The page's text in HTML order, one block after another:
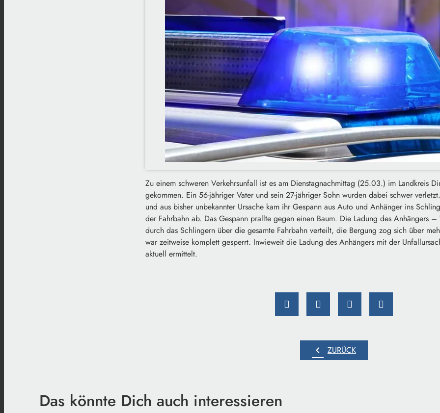
Zu einem schweren Verkehrsunfall ist es am Dienstagnachmittag (25.03.) im Landkreis
gekommen. Ein 56-jähriger Vater und sein 27-jähriger Sohn wurden dabei schwer
und aus bisher unbekannter Ursache kam ihr Gespann aus Auto und Anhänger ins
der Fahrbahn ab. Das Gespann prallte gegen einen Baum. Die Ladung des Anhängers
durch das Schlingern über die gesamte Fahrbahn verteilt, die Bergung zog sich über
war zeitweise komplett gesperrt. Inwieweit die Ladung des Anhängers mit der
aktuell ermittelt.
chevron_left ZURÜCK
Das könnte Dich auch interessieren